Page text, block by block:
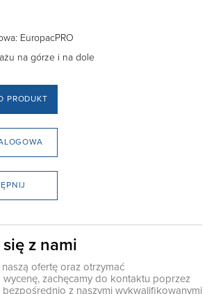
EuropacPRO
na górze i na dole
PRODUKT
z nami
ofertę oraz otrzymać
zachęcamy do kontaktu poprzez
bezpośrednio z naszymi wykwalifikowanymi